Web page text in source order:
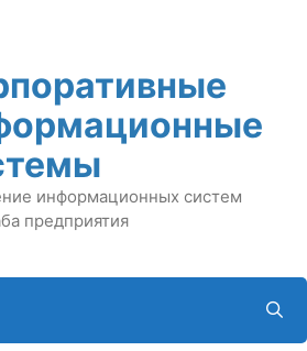
информационных систем
предприятия